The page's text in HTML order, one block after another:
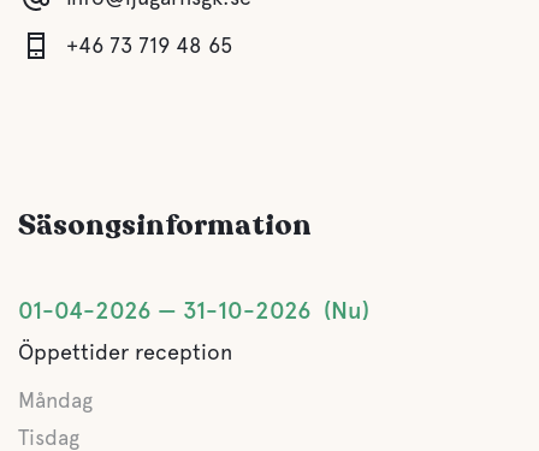
Husdjursfaciliteter
Golf
Padel
+46 73 719 48 65
Säsongsinformation
01-04-2026 31-10-2026 Nu
Öppettider reception
Måndag
Tisdag